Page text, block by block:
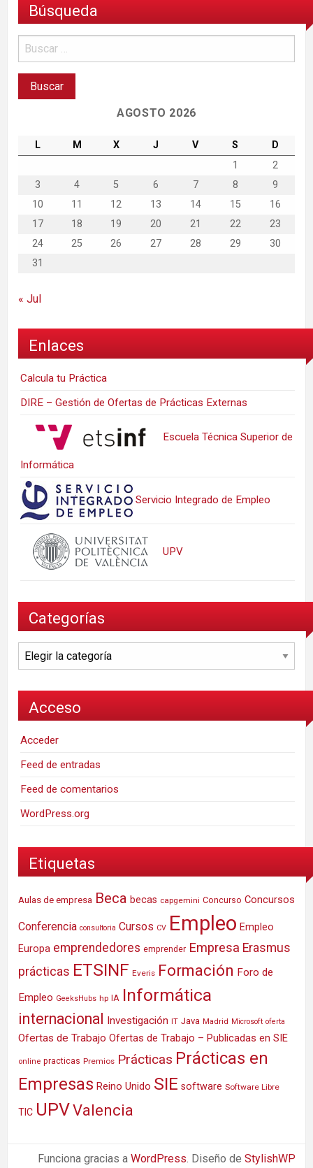
Búsqueda
AGOSTO 2026
L M X J V S
D
1
2
3
4 5 6 7 8
9
10
11 12 13 14 15
16
17
18 19 20 21 22
23
24
25 26 27 28 29
30
31
« Jul
Enlaces
Calcula tu Práctica
DIRE – Gestión de Ofertas de Prácticas Externas
Escuela Técnica Superior de
Informática
Servicio Integrado de Empleo
UPV
Categorías
Categorías
Acceso
Acceder
Feed de entradas
Feed de comentarios
WordPress.org
Etiquetas
Aulas de empresa Beca becas capgemini Concurso Concursos
Conferencia consultoria Cursos CV Empleo Empleo
Europa emprendedores emprender Empresa Erasmus
prácticas ETSINF Everis Formación Foro de
Empleo GeeksHubs hp IA Informática
internacional Investigación IT Java Madrid Microsoft oferta
Ofertas de Trabajo Ofertas de Trabajo – Publicadas en SIE
online practicas Premios Prácticas Prácticas en
Empresas Reino Unido SIE software Software Libre
TIC UPVValencia
Funciona gracias a WordPress. Diseño de StylishWP